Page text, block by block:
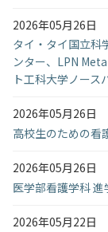
2026年05月26日
タイ・タイ国立科
ンター、LPN
ト工科大学ノー
2026年05月26日
高校生のための看
2026年05月26日
医学部看護学科 進
2026年05月22日